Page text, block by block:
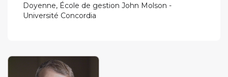
Doyenne, École de gestion John Molson -
Université Concordia